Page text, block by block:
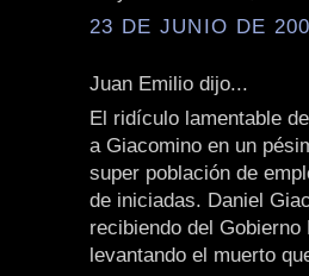
23 DE JUNIO DE
Juan Emilio dijo...
El ridículo lamentable
a Giacomino en un
super población de
de iniciadas. Daniel
recibiendo del
levantando el muerto